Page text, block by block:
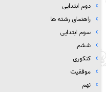
دوم ابتدایی
راهنمای رشته ها
سوم ابتدایی
ششم
کنکوری
موفقیت
نهم